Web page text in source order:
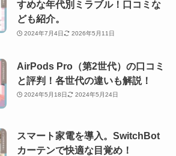
すめな年代別ミラブル！口コミな
ども紹介。
2024年7月4日 2026年5月11日
AirPods Pro（第2世代）の口コミ
と評判！各世代の違いも解説！
2024年5月18日 2024年5月24日
スマート家電を導入。SwitchBot
カーテンで快適な目覚め！